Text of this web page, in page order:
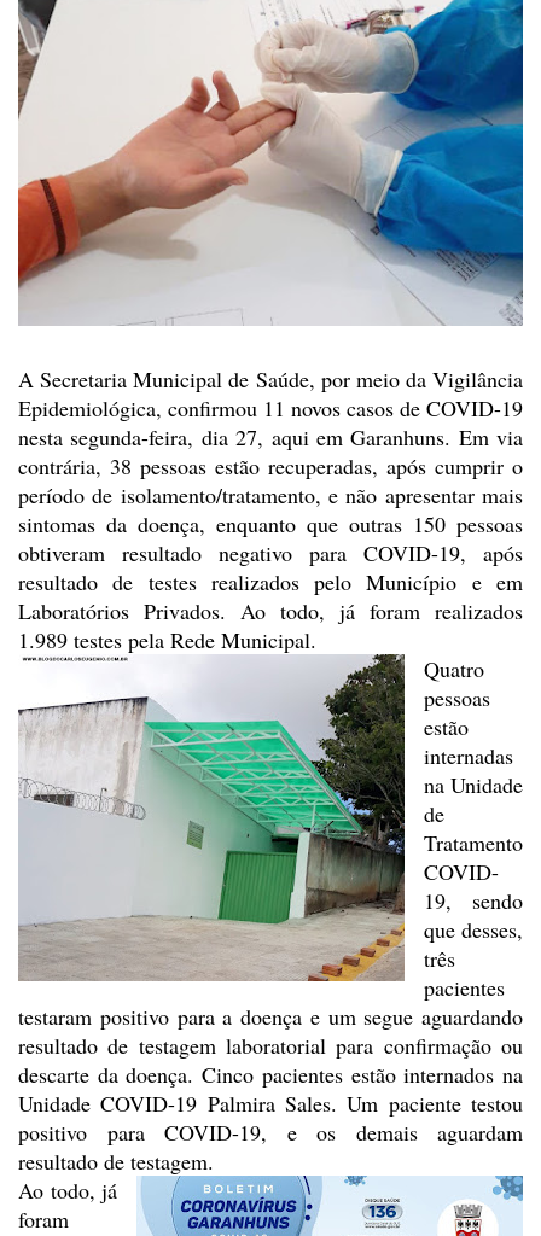
A Secretaria Municipal de Saúde, por meio da Vigilância
Epidemiológica, confirmou 11 novos casos de COVID-19
nesta segunda-feira, dia 27, aqui em Garanhuns. Em via
contrária, 38 pessoas estão recuperadas, após cumprir o
período de isolamento/tratamento, e não apresentar mais
sintomas da doença, enquanto que outras 150 pessoas
obtiveram resultado negativo para COVID-19, após
resultado de testes realizados pelo Município e em
Laboratórios Privados. Ao todo, já foram realizados
1.989 testes pela Rede Municipal.
Quatro
pessoas
estão
internadas
na Unidade
de
Tratamento
COVID-
19, sendo
que desses,
três
pacientes
testaram positivo para a doença e um segue aguardando
resultado de testagemlaboratorial para confirmação ou
descarte da doença. Cinco pacientes estãointernados na
Unidade COVID-19 Palmira Sales. Um paciente testou
positivo para COVID-19, e os demais aguardam
resultado de testagem.
Ao todo, já
foram